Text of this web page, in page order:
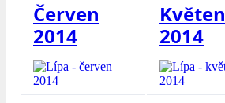
Červen
2014
Květen
2014